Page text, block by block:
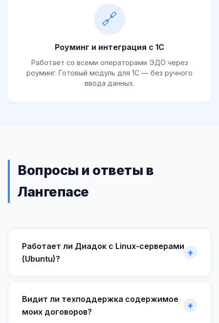
🔗
Роуминг и интеграция с 1С
Работает со всеми операторами ЭДО через
роуминг. Готовый модуль для 1С — без ручного
ввода данных.
Вопросы и ответы в
Лангепасе
Работает ли Диадок с Linux-серверами
(Ubuntu)?
Видит ли техподдержка содержимое
моих договоров?